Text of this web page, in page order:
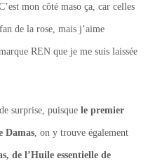
mon côté maso ça, car celles
de la rose, mais j’aime
REN que je me suis laissée
surprise, puisque le premier
Damas , on y trouve également
de l’Huile essentielle de